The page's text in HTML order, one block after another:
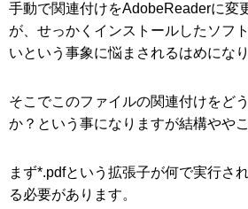
手動で関連付けをAdobeReaderに変
が、せっかくインストールしたソフ
いという事象に悩まされるはめになり
そこでこのファイルの関連付けをど
か？という事になりますが結構ややこ
まず*.pdfという拡張子が何で実行さ
る必要があります。